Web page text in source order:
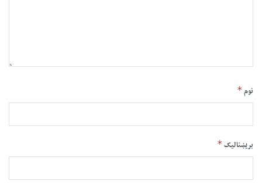
نوم*
بریښنالیک*